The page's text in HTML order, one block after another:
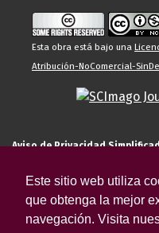
Este sitio web utiliza
que obtenga la mejor
navegación. Visita
Esta obra está bajo una
Atribución-NoComercial-
Aviso de Privacidad
El Instituto de Investigaciones
tratamiento de sus datos
alumno, docente, personal de la
invitado externo (nacional o